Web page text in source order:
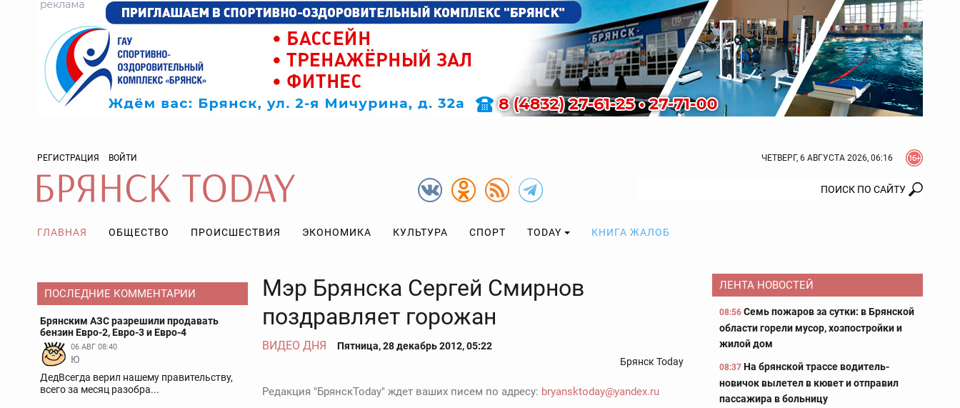
РЕГИСТРАЦИЯ ВОЙТИ ЧЕТВЕРГ, 6 АВГУСТА 2026, 06:16
ГЛАВНАЯ ОБЩЕСТВО ПРОИСШЕСТВИЯ ЭКОНОМИКА КУЛЬТУРА СПОРТ TODAY КНИГА ЖАЛОБ
ПОСЛЕДНИЕ КОММЕНТАРИИ
Брянским АЗС разрешили продавать
бензин Евро-2, Евро-3 и Евро-4
06 АВГ 08:40
Ю
ДедВсегда верил нашему правительству,
всего за месяц разобра...
Мэр Брянска Сергей Смирнов
поздравляет горожан
ВИДЕО ДНЯ
Пятница, 28 декабрь 2012, 05:22
Брянск Today
Редакция "БрянскToday" ждет ваших писем по адресу: bryansktoday@yandex.ru
ЛЕНТА НОВОСТЕЙ
08:56 Семь пожаров за сутки: в Брянской
области горели мусор, хозпостройки и
жилой дом
08:37 На брянской трассе водитель-
новичок вылетел в кювет и отправил
пассажира в больницу